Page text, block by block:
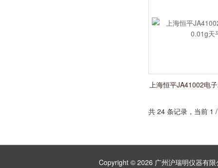
上海恒平JA41002电
共 24 条记录，当前
Copyright © 2026 广州沪瑞明仪器有